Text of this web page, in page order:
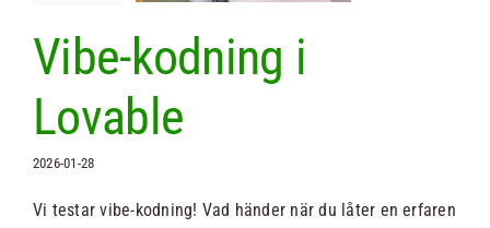
Vibe-kodning i
Lovable
2026-01-28
Vi testar vibe-kodning! Vad händer när du låter en erfaren